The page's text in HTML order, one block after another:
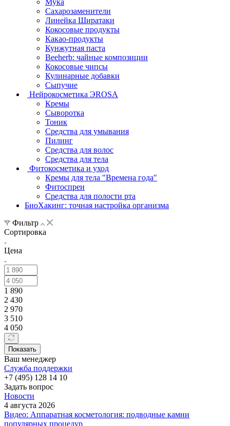
Сахарозаменители
Линейка Ширатаки
Кокосовые продукты
Какао-продукты
Кунжутная паста
Beeherb: чайные композиции
Кокосовые чипсы
Кулинарные добавки
Сыпучие
Нейрокосметика ЭROSA
Кремы
Сыворотка
Тоник
Средства для умывания
Пилинг
Средства для волос
Средства для тела
Фитокосметика и уход
Кремы для тела "Времена года"
Фитоспреи
Средства для полости рта
БиоХакинг: точная настройка организма
Фильтр
Сортировка
Цена
1 890
2 430
2 970
3 510
4 050
Показать
Ваш менеджер
Служба поддержки
+7 (495) 128 14 10
Задать вопрос
Новости
4 августа 2026
Видео: Аппаратная косметология: подводные камни
популярных процедур